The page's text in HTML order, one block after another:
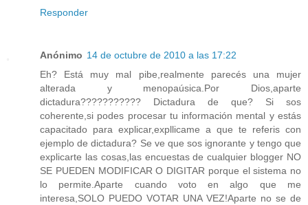
Responder
Anónimo 14 de octubre de 2010 a las 17:22
Eh? Está muy mal pibe,realmente parecés una mujer
alterada y menopaúsica.Por Dios,aparte
dictadura??????????? Dictadura de que? Si sos
coherente,si podes procesar tu información mental y estás
capacitado para explicar,expllicame a que te referis con
ejemplo de dictadura? Se ve que sos ignorante y tengo que
explicarte las cosas,las encuestas de cualquier blogger NO
SE PUEDEN MODIFICAR O DIGITAR porque el sistema no
lo permite.Aparte cuando voto en algo que me
interesa,SOLO PUEDO VOTAR UNA VEZ!Aparte no se de